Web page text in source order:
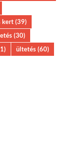
kert(39)
(30)
ültetés(60)